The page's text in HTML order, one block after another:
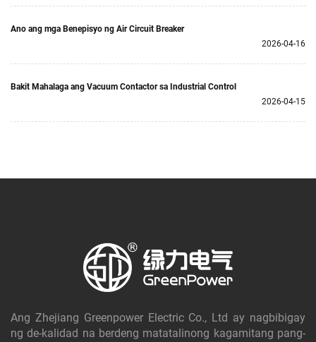
Ano ang mga Benepisyo ng Air Circuit Breaker
2026-04-16
Bakit Mahalaga ang Vacuum Contactor sa Industrial Control
2026-04-15
Ang Zhejiang Greenpower Electric Co., Ltd ay nagbibigay
ng de-kalidad na berdeng matatalinong kagamitang pang-